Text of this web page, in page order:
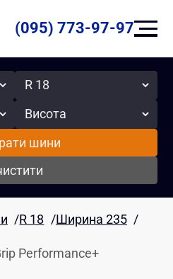
(095) 773-97-97
Радіус
Висота
шини
/R 18 /Ширина 235 /
Performance+